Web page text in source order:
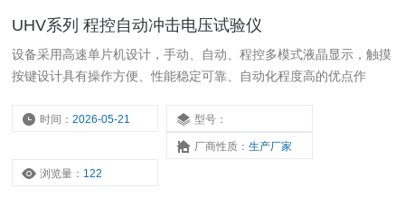
UHV系列 程控自动冲击电压试验仪
设备采用高速单片机设计，手动、自动、程控多模式液晶显示，触摸
按键设计具有操作方便、性能稳定可靠、自动化程度高的优点作
时间：2026-05-21 型号：
厂商性质： 生产厂家
浏览量： 122